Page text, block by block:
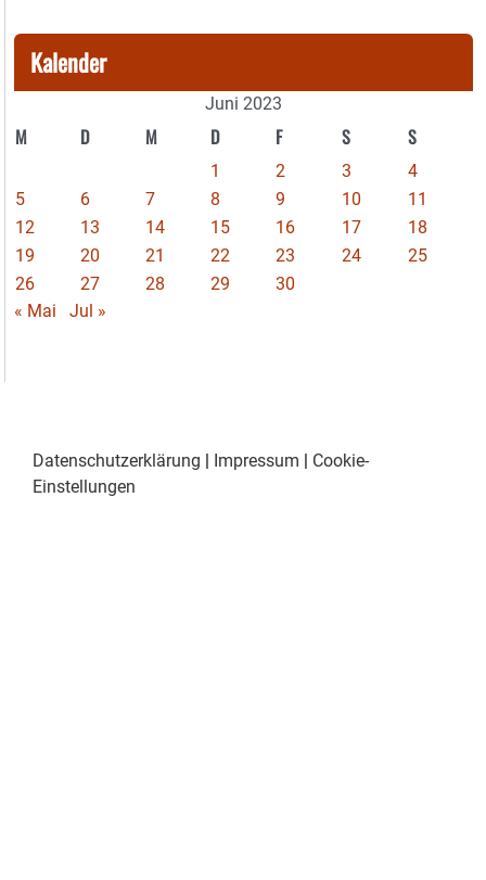
Kalender
Juni 2023
M D M D F S S
1 2 3
4
5
6 7 8 9 10
11
12
13 14 15 16 17
18
19
20 21 22 23 24
25
26
27 28 29
30
« Mai
Jul »
Datenschutzerklärung | Impressum | Cookie-
Einstellungen